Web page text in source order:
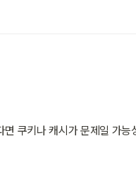
쿠키나 캐시가 문제일 가능